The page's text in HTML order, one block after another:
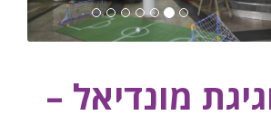
מונדיאל –